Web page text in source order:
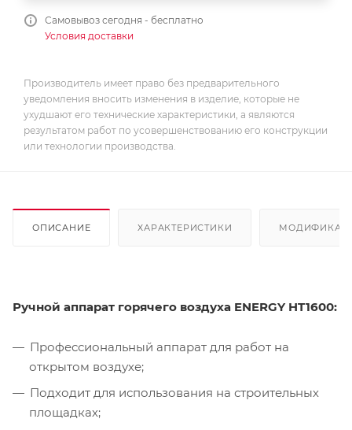
Самовывоз сегодня - бесплатно
Условия доставки
Производитель имеет право без предварительного
уведомления вносить изменения в изделие, которые не
ухудшают его технические характеристики, а являются
результатом работ по усовершенствованию его конструкции
или технологии производства.
ОПИСАНИЕ ХАРАКТЕРИСТИКИ
Ручной аппарат горячего воздуха ENERGY HT1600:
Профессиональный аппарат для работ на
открытом воздухе;
Подходит для использования на строительных
площадках;